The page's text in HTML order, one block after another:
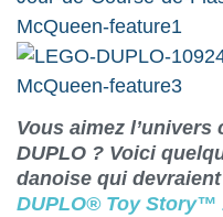
Vous aimez
DUPLO ? Voici
danoise qui
DUPLO® Toy Story™